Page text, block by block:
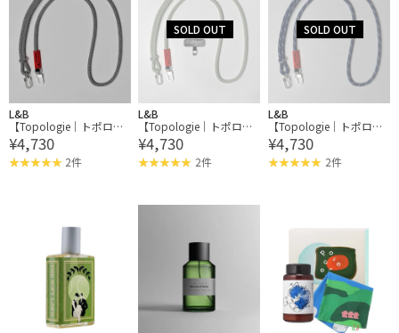
L&B
【Topologie｜トポロジ
ー】Wares Straps 8.0mm
Rope Strap ロープスト
ラップ
¥4,730
2件
L&B
【Topologie｜トポロジ
ー】Wares Straps 8.0mm
Rope Strap ロープスト
ラップ
¥4,730
2件
L&B
【Topologie｜トポロジ
ー】Wares Straps 8.0mm
Rope Strap ロープスト
ラップ
¥4,730
2件